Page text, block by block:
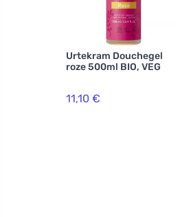
Urtekram Douchegel
roze 500ml BIO, VEG
11,10 €